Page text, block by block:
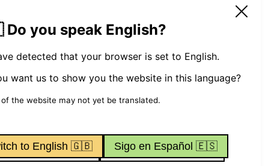
you speak English?
detected that your browser is set to English.
want us to show you the website in this language?
the website may not yet be translated.
to English 🇬🇧 Sigo en Español 🇪🇸
en